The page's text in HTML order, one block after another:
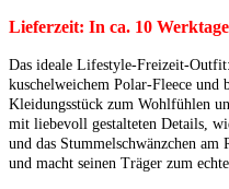
Lieferzeit: In ca. 10
Das ideale Lifestyle-Freizeit-
kuschelweichem Polar-Fleece und
Kleidungsstück zum Wohlfühlen
mit liebevoll gestalteten Details,
und das Stummelschwänzchen
und macht seinen Träger zum